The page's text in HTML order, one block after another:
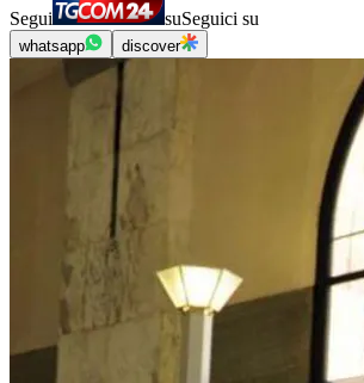
Segui suSeguici su
whatsapp discover